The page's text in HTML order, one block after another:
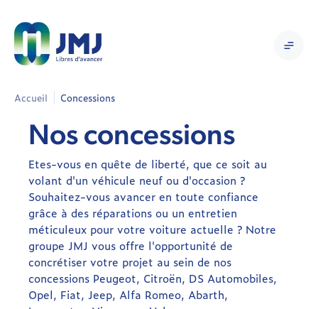
Accueil Concessions
Nos concessions
Etes-vous en quête de liberté, que ce soit au
volant d'un véhicule neuf ou d'occasion ?
Souhaitez-vous avancer en toute confiance
grâce à des réparations ou un entretien
méticuleux pour votre voiture actuelle ? Notre
groupe JMJ vous offre l'opportunité de
concrétiser votre projet au sein de nos
concessions Peugeot, Citroën, DS Automobiles,
Opel, Fiat, Jeep, Alfa Romeo, Abarth,